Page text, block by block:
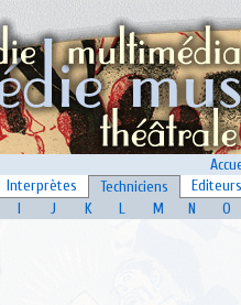
Interprètes Techniciens
Editeurs
I J K L M N O